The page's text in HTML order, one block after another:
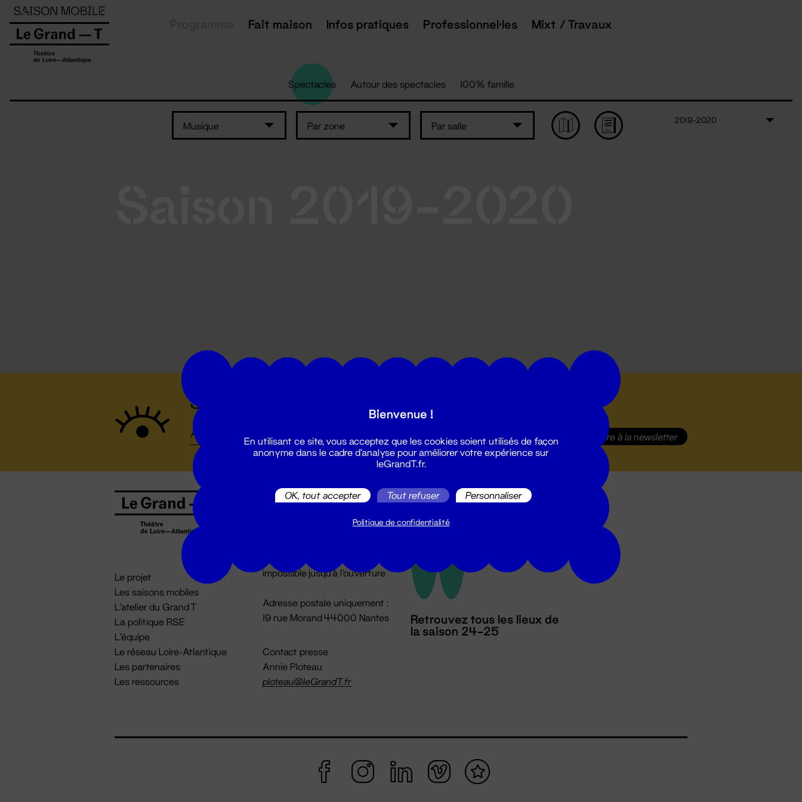
Fait maison Infos pratiques Professionnel·les Mixt / Travaux
Spectacles Autour des spectacles 100% famille
Musique Par zone Par salle
2019-2020
Suivez toutes les actualités du Grand T :
S'inscrire à la newsletter
Le projet
Les saisons mobiles
L'atelier du Grand T
La politique RSE
L'équipe
Le réseau Loire-Atlantique
Les partenaires
Les ressources
Billetterie
billetterie@leGrandT.fr
impossible jusqu'à l'ouverture
Adresse postale uniquement :
19 rue Morand 44000 Nantes
Contact presse
Annie Ploteau
ploteau@leGrandT.fr
Retrouvez tous les lieux de
la saison 24-25
Panneau de gestion des cookies
Bienvenue !
En utilisant ce site, vous acceptez que les cookies soient utilisés de façon
anonyme dans le cadre d'analyse pour améliorer votre expérience sur
leGrandT.fr.
OK, tout accepter Tout refuser Personnaliser
Politique de confidentialité